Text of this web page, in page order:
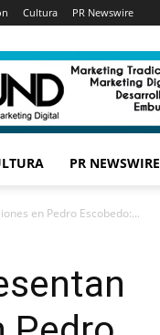
Cultura PR Newswire
PR NEWSWIRE
en Pedro Escobedo:...